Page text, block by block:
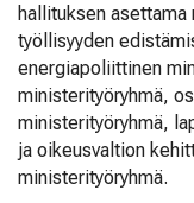
hallituksen
työllisyyden
energiapoliittinen
ministerityöryhmä,
ministerityöryhmä,
ja oikeusvaltion
ministerityöryhmä.